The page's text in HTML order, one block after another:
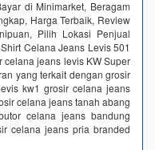
di Minimarket, Beragam
Harga Terbaik, Review
Pilih Lokasi Penjual
Celana Jeans Levis 501
celana jeans levis KW Super
yang terkait dengan grosir
kw1 grosir celana jeans
celana jeans tanah abang
celana jeans bandung
celana jeans pria branded